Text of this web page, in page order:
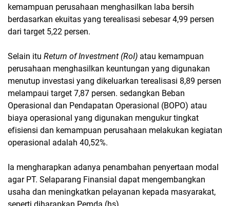
kemampuan perusahaan menghasilkan laba bersih
berdasarkan ekuitas yang terealisasi sebesar 4,99 persen
dari target 5,22 persen.
Selain itu Return of Investment (RoI) atau kemampuan
perusahaan menghasilkan keuntungan yang digunakan
menutup investasi yang dikeluarkan terealisasi 8,89 persen
melampaui target 7,87 persen. sedangkan Beban
Operasional dan Pendapatan Operasional (BOPO) atau
biaya operasional yang digunakan mengukur tingkat
efisiensi dan kemampuan perusahaan melakukan kegiatan
operasional adalah 40,52%.
Ia mengharapkan adanya penambahan penyertaan modal
agar PT. Selaparang Finansial dapat mengembangkan
usaha dan meningkatkan pelayanan kepada masyarakat,